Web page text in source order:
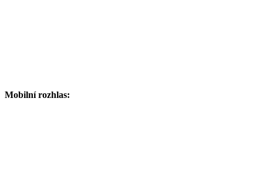
Mobilní rozhlas: